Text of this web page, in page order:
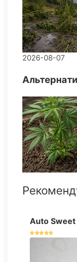
2026-08-07
Auto